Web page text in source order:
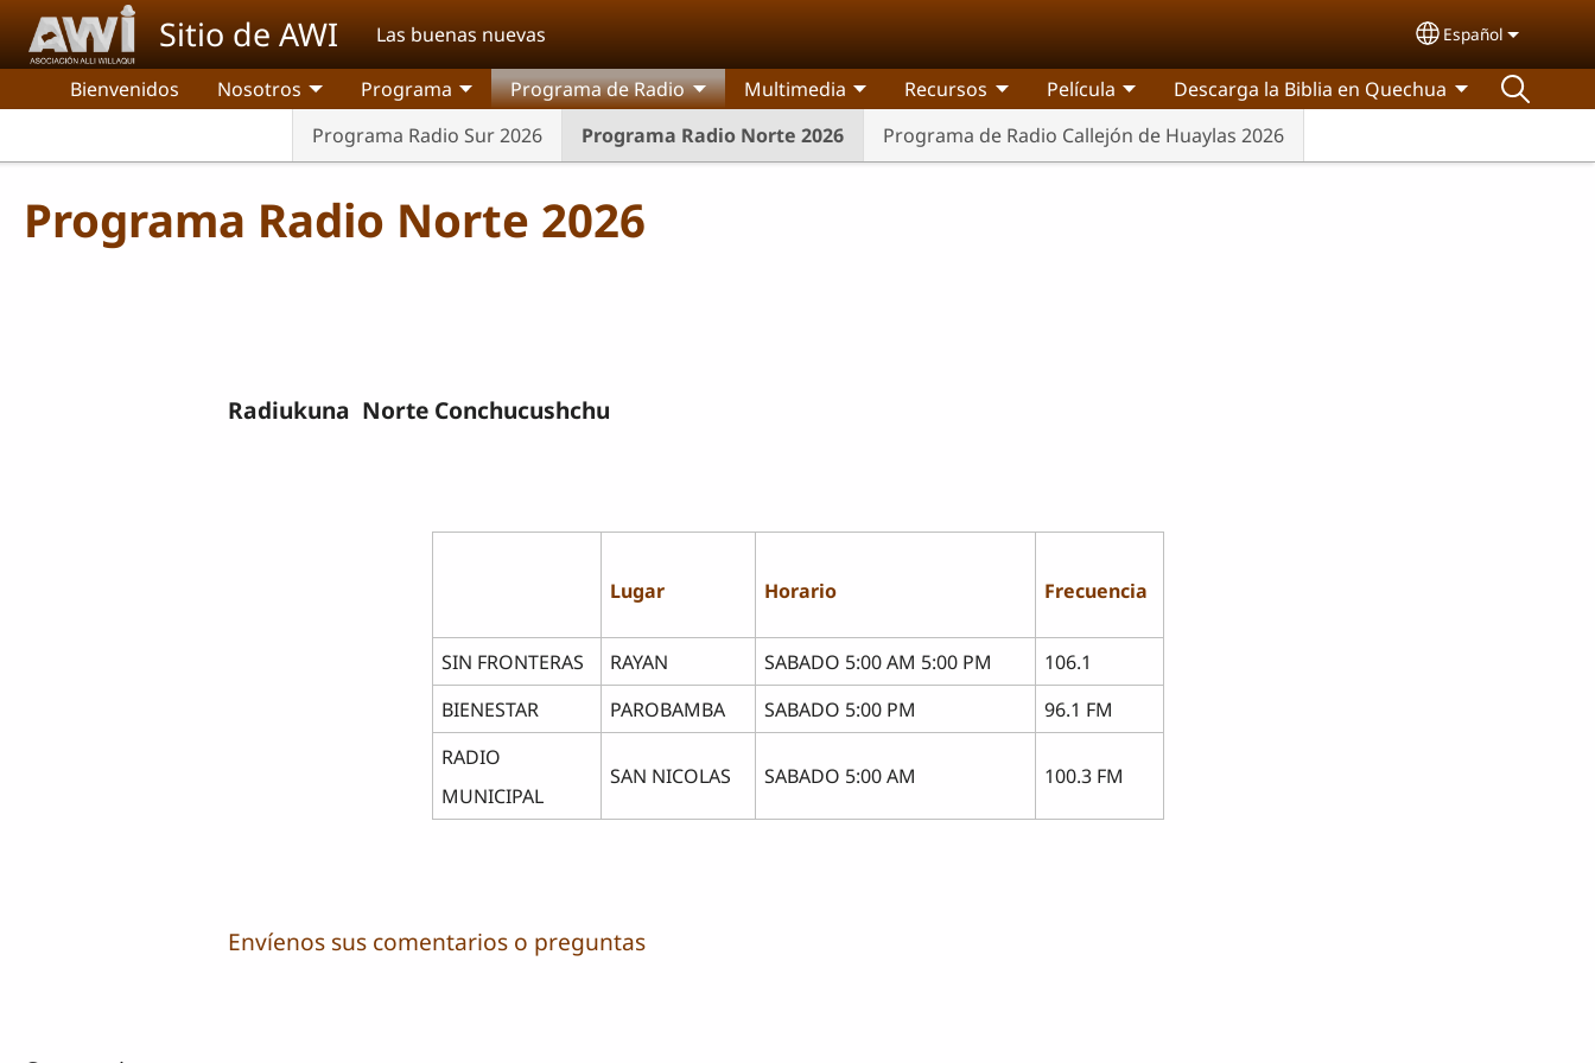
Pasar al contenido principal
Sitio de AWI Las buenas nuevas Select your
Español
Bienvenidos Nosotros Programa
Programa de Radio
Programa Radio Sur 2026
Programa Radio Norte 2026 Programa de Radio Callejón de Huaylas 2026
Multimedia Recursos Película Descarga la Biblia en Quechua
Programa Radio Norte 2026
Radiukuna Norte Conchucushchu
Lugar Horario Frecuencia
SIN FRONTERAS RAYAN SABADO 5:00 AM 5:00 PM
106.1
BIENESTAR
PAROBAMBA SABADO 5:00 PM
96.1 FM
RADIO
MUNICIPAL
SAN NICOLAS SABADO 5:00 AM 100.3 FM
Envíenos sus comentarios o preguntas